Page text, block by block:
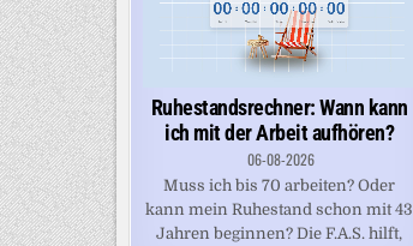
Ruhestandsrechner: Wann kann
ich mit der Arbeit aufhören?
06-08-2026
Muss ich bis 70 arbeiten? Oder
kann mein Ruhestand schon mit 43
Jahren beginnen? Die F.A.S. hilft,